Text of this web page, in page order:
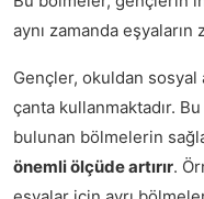
aynı zamanda
Gençler, okuldan
çanta kullanmaktadır.
bulunan bölmelerin
önemli ölçüde artırır.